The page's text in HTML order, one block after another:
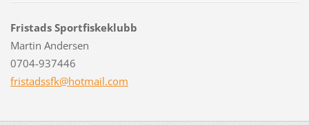
Fristads Sportfiskeklubb
Martin Andersen
0704-937446
fristadssfk@hotmail.com